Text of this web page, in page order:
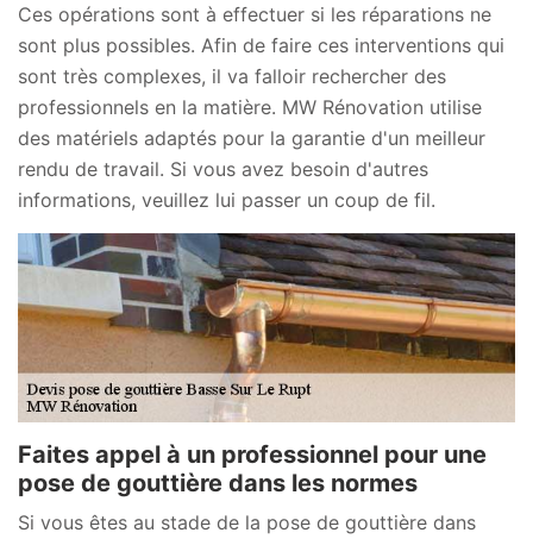
Ces opérations sont à effectuer si les réparations ne
sont plus possibles. Afin de faire ces interventions qui
sont très complexes, il va falloir rechercher des
professionnels en la matière. MW Rénovation utilise
des matériels adaptés pour la garantie d'un meilleur
rendu de travail. Si vous avez besoin d'autres
informations, veuillez lui passer un coup de fil.
Faites appel à un professionnel pour une
pose de gouttière dans les normes
Si vous êtes au stade de la pose de gouttière dans